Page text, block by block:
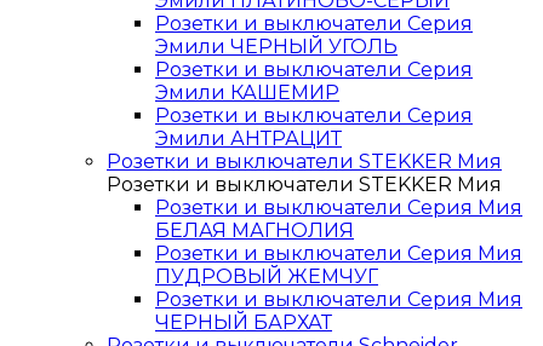
Розетки и выключатели Серия
Эмили ЧЕРНЫЙ УГОЛЬ
Розетки и выключатели Серия
Эмили КАШЕМИР
Розетки и выключатели Серия
Эмили АНТРАЦИТ
Розетки и выключатели STEKKER Мия
Розетки и выключатели STEKKER Мия
Розетки и выключатели Серия Мия
БЕЛАЯ МАГНОЛИЯ
Розетки и выключатели Серия Мия
ПУДРОВЫЙ ЖЕМЧУГ
Розетки и выключатели Серия Мия
ЧЕРНЫЙ БАРХАТ